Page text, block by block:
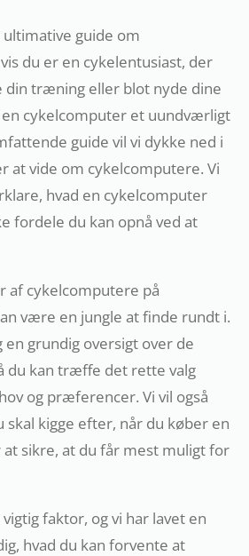
guide om
du er en cykelentusiast, der
din træning eller blot nyde dine
cykelcomputer et uundværligt
guide vil vi dykke ned i
at vide om cykelcomputere. Vi
hvad en cykelcomputer
fordele du kan opnå ved at
af cykelcomputere på
være en jungle at finde rundt i.
en grundig oversigt over de
du kan træffe det rette valg
og præferencer. Vi vil også
skal kigge efter, når du køber en
sikre, at du får mest muligt for
faktor, og vi har lavet en
hvad du kan forvente at